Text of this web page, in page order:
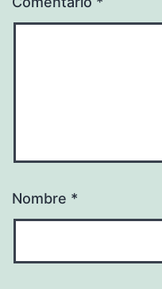
Nombre *